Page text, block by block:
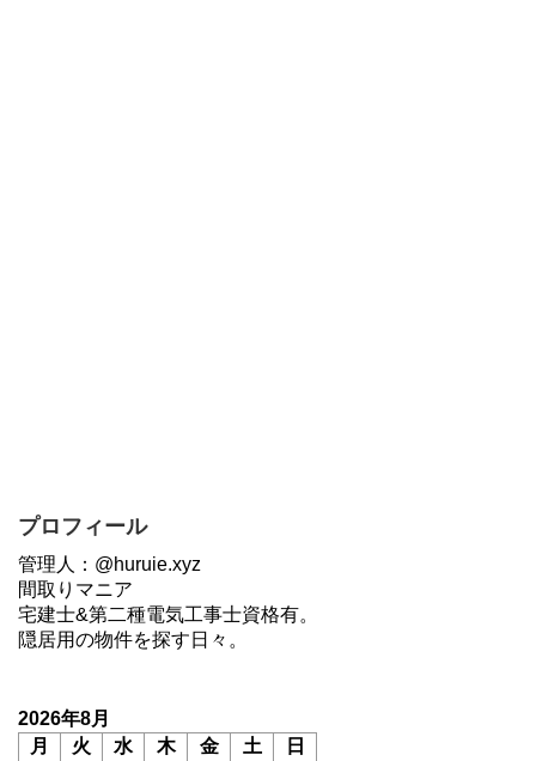
プロフィール
管理人：@huruie.xyz
間取りマニア
宅建士&第二種電気工事士資格有。
隠居用の物件を探す日々。
2026年8月
月
火 水 木 金 土 日